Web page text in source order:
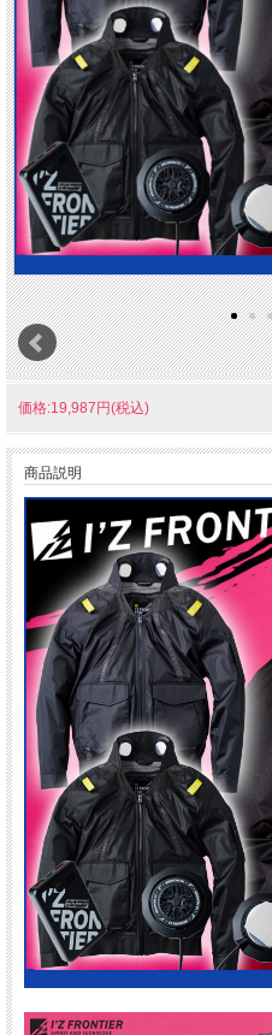
価格:19,987円(税込)
商品説明